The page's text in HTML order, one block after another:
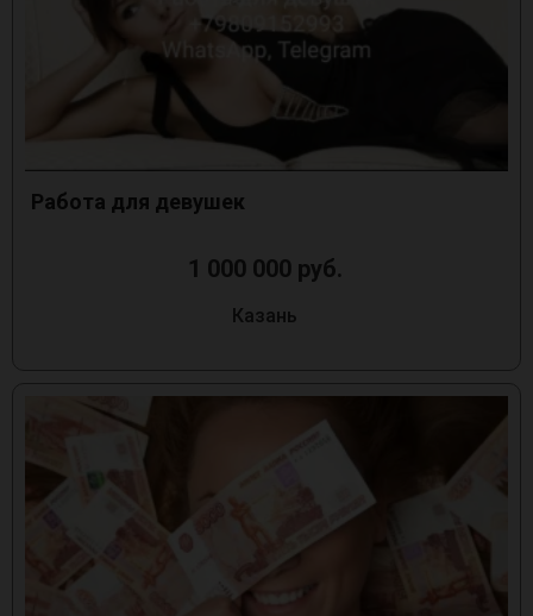
Работа для девушек
1 000 000 руб.
Казань